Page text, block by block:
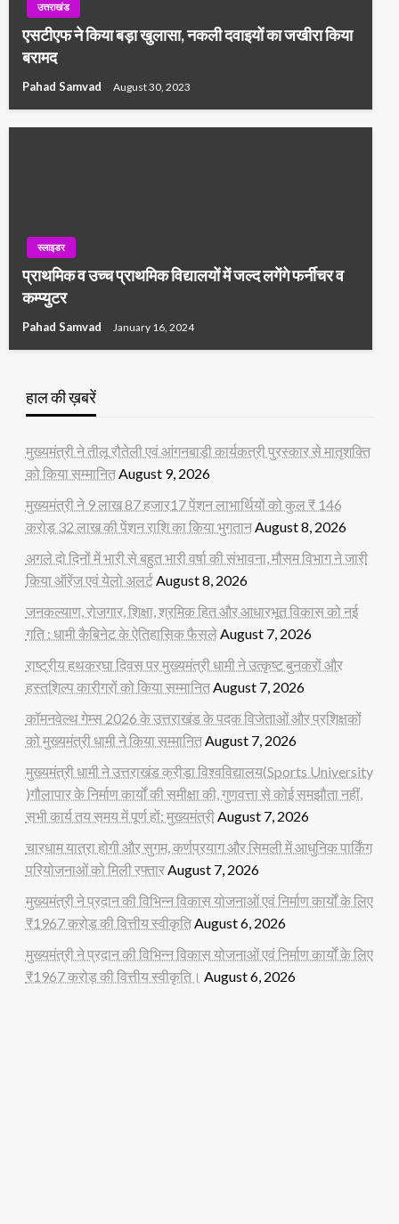
उत्तराखंड
एसटीएफ ने किया बड़ा खुलासा, नकली दवाइयों का जखीरा किया
बरामद
Pahad Samvad August 30, 2023
स्लाइडर
प्राथमिक व उच्च प्राथमिक विद्यालयों में जल्द लगेंगे फर्नीचर व
कम्प्युटर
Pahad Samvad January 16, 2024
हाल की ख़बरें
मुख्यमंत्री ने तीलू रौतेली एवं आंगनबाड़ी कार्यकत्री पुरस्कार से मातृशक्ति
को किया सम्मानितAugust 9, 2026
मुख्यमंत्री ने 9 लाख 87 हजार17 पेंशन लाभार्थियों को कुल ₹ 146
करोड़ 32 लाख की पेंशन राशि का किया भुगतानAugust 8, 2026
अगले दो दिनों में भारी से बहुत भारी वर्षा की संभावना, मौसम विभाग ने जारी
किया ऑरेंज एवं येलो अलर्टAugust 8, 2026
जनकल्याण, रोजगार, शिक्षा, श्रमिक हित और आधारभूत विकास को नई
गति : धामी कैबिनेट के ऐतिहासिक फैसलेAugust 7, 2026
राष्ट्रीय हथकरघा दिवस पर मुख्यमंत्री धामी ने उत्कृष्ट बुनकरों और
हस्तशिल्प कारीगरों को किया सम्मानितAugust 7, 2026
कॉमनवेल्थ गेम्स 2026 के उत्तराखंड के पदक विजेताओं और प्रशिक्षकों
को मुख्यमंत्री धामी ने किया सम्मानितAugust 7, 2026
मुख्यमंत्री धामी ने उत्तराखंड क्रीड़ा विश्वविद्यालय(Sports University
)गौलापार के निर्माण कार्यों की समीक्षा की, गुणवत्ता से कोई समझौता नहीं,
सभी कार्य तय समय में पूर्ण हों: मुख्यमंत्रीAugust 7, 2026
चारधाम यात्रा होगी और सुगम, कर्णप्रयाग और सिमली में आधुनिक पार्किंग
परियोजनाओं को मिली रफ्तारAugust 7, 2026
मुख्यमंत्री ने प्रदान की विभिन्न विकास योजनाओं एवं निर्माण कार्यों के लिए
₹1967 करोड़ की वित्तीय स्वीकृतिAugust 6, 2026
मुख्यमंत्री ने प्रदान की विभिन्न विकास योजनाओं एवं निर्माण कार्यों के लिए
₹1967 करोड़ की वित्तीय स्वीकृति। August 6, 2026